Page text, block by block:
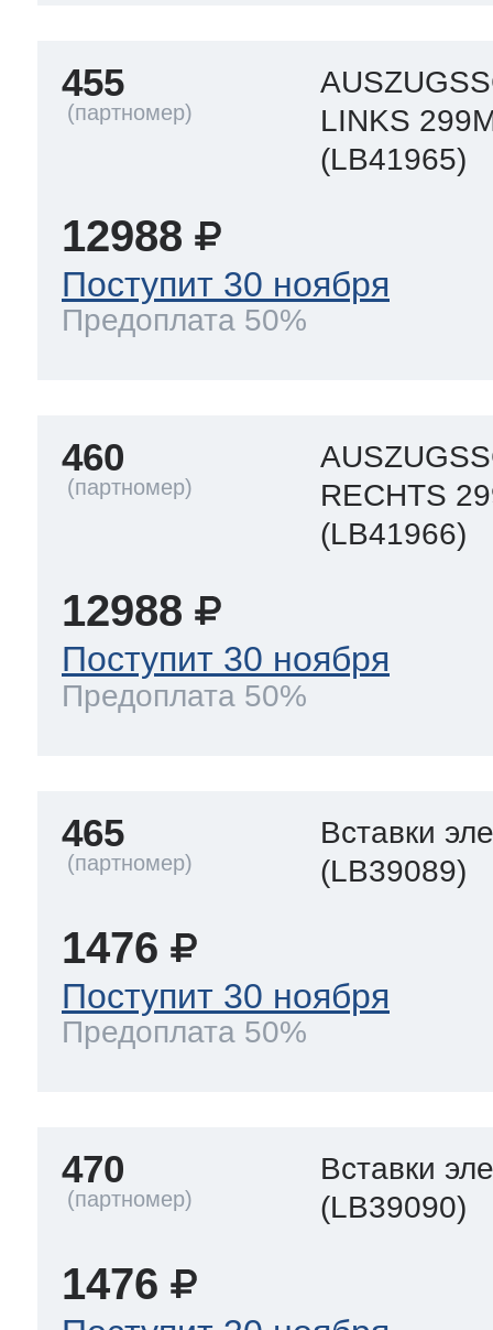
455
LINKS
(LB41965)
12988
Поступит 30 ноября
Предоплата 50%
460
RECHTS
(LB41966)
12988
Поступит 30 ноября
Предоплата 50%
465
Вставки
(LB39089)
1476
Поступит 30 ноября
Предоплата 50%
470
Вставки
(LB39090)
1476